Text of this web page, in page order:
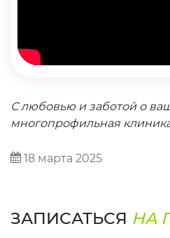
С любовью и заботой о
многопрофильная
18 марта 2025
ЗАПИСАТЬСЯ НА